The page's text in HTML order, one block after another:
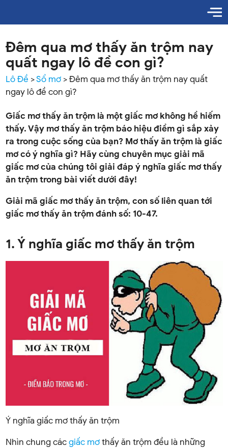
Đêm qua mơ thấy ăn trộm nay
quất ngay lô đề con gì?
Lô Đề >Sổ mơ>Đêm qua mơ thấy ăn trộm nay quất
ngay lô đề con gì?
Giấc mơ thấy ăn trộm là một giấc mơ không hề hiếm
thấy. Vậy mơ thấy ăn trộm báo hiệu điềm gì sắp xảy
ra trong cuộc sống của bạn? Mơ thấy ăn trộm là giấc
mơ có ý nghĩa gì? Hãy cùng chuyên mục giải mã
giấc mơ của chúng tôi giải đáp ý nghĩa giấc mơ thấy
ăn trộm trong bài viết dưới đây!
Giải mã giấc mơ thấy ăn trộm, con số liên quan tới
giấc mơ thấy ăn trộm đánh số: 10-47.
1. Ý nghĩa giấc mơ thấy ăn trộm
Ý nghĩa giấc mơ thấy ăn trộm
Nhìn chung cácgiấc mơthấy ăn trộm đều là những